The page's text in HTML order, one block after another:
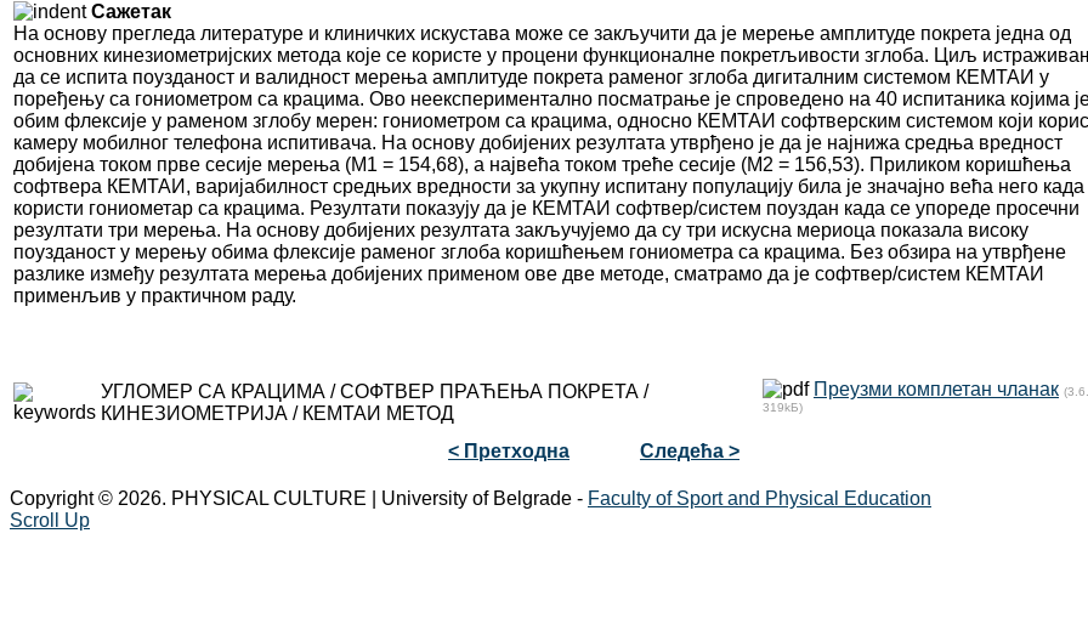
Сажетак
На основу прегледа литературе и клиничких искустава може се закључити да је мерење амплитуде покрета једна од
основних кинезиометријских метода које се користе у процени функционалне покретљивости зглоба. Циљ
да се испита поузданост и валидност мерења амплитуде покрета раменог зглоба дигиталним системом КЕМТАИ у
поређењу са гониометром са крацима. Ово неекспериментално посматрање је спроведено на 40 испитаника којима
обим флексије у раменом зглобу мерен: гониометром са крацима, односно КЕМТАИ софтверским системом који
камеру мобилног телефона испитивача. На основу добијених резултата утврђено је да је најнижа средња вредност
добијена током прве сесије мерења (М1 = 154,68), а највећа током треће сесије (М2 = 156,53). Приликом коришћења
софтвера КЕМТАИ, варијабилност средњих вредности за укупну испитану популацију била је значајно већа него када
користи гониометар са крацима. Резултати показују да је КЕМТАИ софтвер/систем поуздан када се упореде просечни
резултати три мерења. На основу добијених резултата закључујемо да су три искусна мериоца показала високу
поузданост у мерењу обима флексије раменог зглоба коришћењем гониометра са крацима. Без обзира на утврђене
разлике између резултата мерења добијених применом ове две методе, сматрамо да је софтвер/систем КЕМТАИ
применљив у практичном раду.
УГЛОМЕР СА КРАЦИМА / СОФТВЕР ПРАЋЕЊА ПОКРЕТА /
КИНЕЗИОМЕТРИЈА / КЕМТАИ МЕТОД
Преузми комплетан чланак
319kБ)
< Претходна Следећа >
Copyright © 2026. PHYSICAL CULTURE | University of Belgrade - Faculty of Sport and Physical Education
Scroll Up